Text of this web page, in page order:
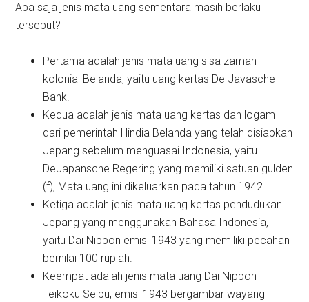
Apa saja jenis mata uang sementara masih berlaku
tersebut?
Pertama adalah jenis mata uang sisa zaman
kolonial Belanda, yaitu uang kertas De Javasche
Bank.
Kedua adalah jenis mata uang kertas dan logam
dari pemerintah Hindia Belanda yang telah disiapkan
Jepang sebelum menguasai Indonesia, yaitu
DeJapansche Regering yang memiliki satuan gulden
(f), Mata uang ini dikeluarkan pada tahun 1942.
Ketiga adalah jenis mata uang kertas pendudukan
Jepang yang menggunakan Bahasa Indonesia,
yaitu Dai Nippon emisi 1943 yang memiliki pecahan
bernilai 100 rupiah.
Keempat adalah jenis mata uang Dai Nippon
Teikoku Seibu, emisi 1943 bergambar wayang